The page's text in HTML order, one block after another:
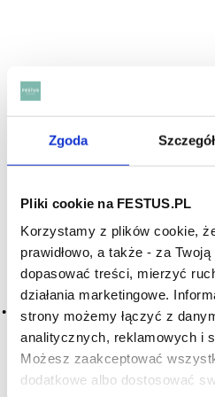
Zgoda
Pliki cookie na FESTUS.PL
Korzystamy z plików cookie,
prawidłowo, a także - za
dopasować treści, mierzyć
działania marketingowe.
strony możemy łączyć z
analitycznych, reklamowych i
Możesz zaakceptować
dodatkowe albo dostosować
Czy masz
NAJNOWSZE WPISY:
Włoskie wina bez tajemnic –